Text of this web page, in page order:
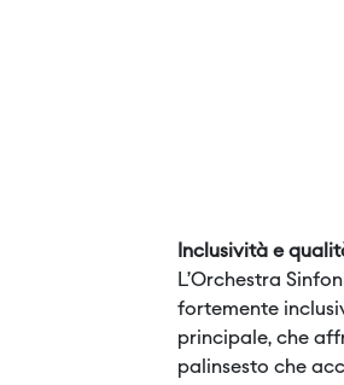
Inclusività e
L’Orchestra
fortemente
principale, che
palinsesto che